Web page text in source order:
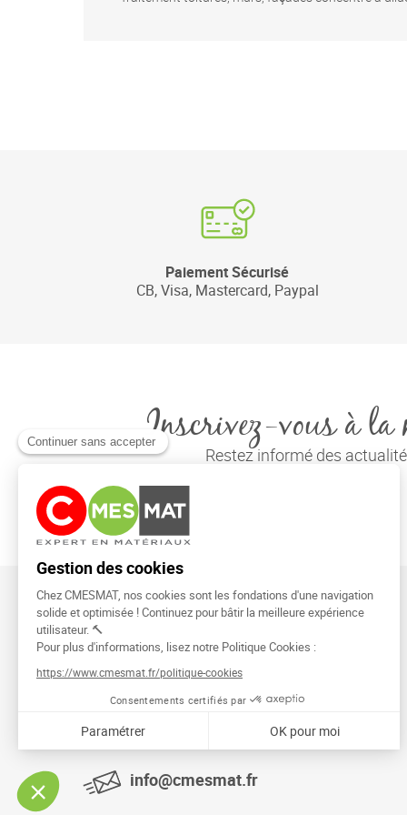
Paiement Sécurisé
CB, Visa, Mastercard, Paypal
Inscrivez-vous à la
Restez informé des
CMESMAT
91026 EVRY COURCOURONNES
info@cmesmat.fr